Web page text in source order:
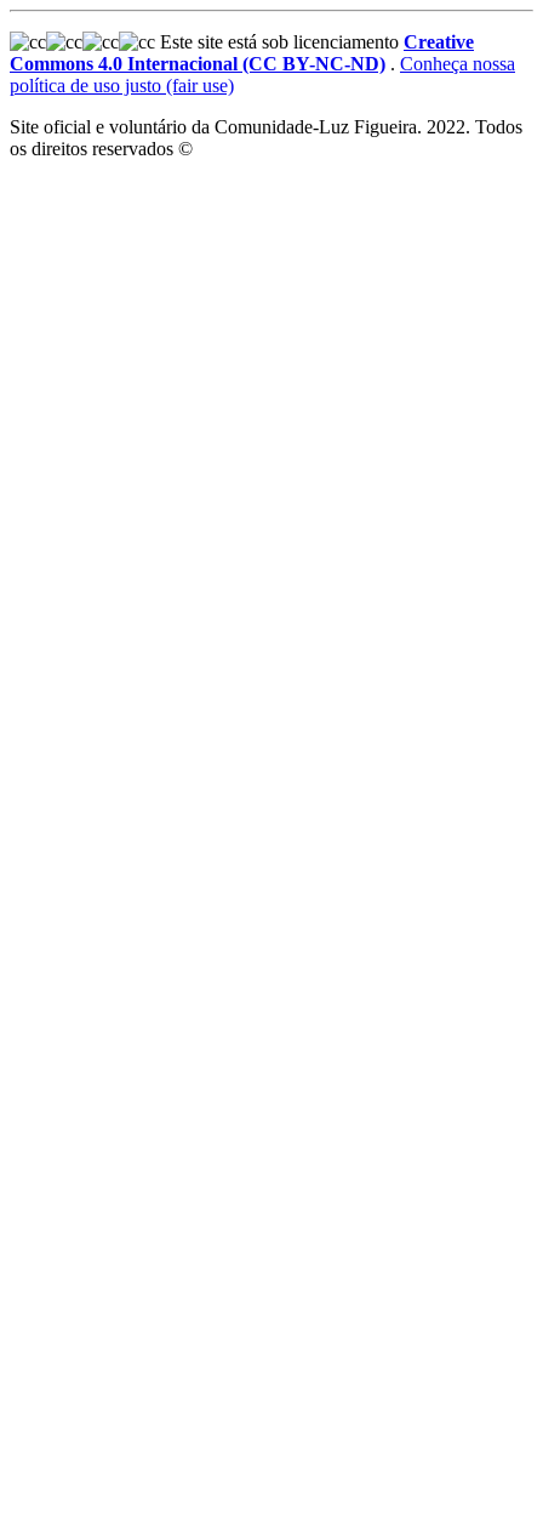
Este site está sob licenciamento Creative
Commons 4.0 Internacional (CC BY-NC-ND) . Conheça nossa
política de uso justo (fair use)
Site oficial e voluntário da Comunidade-Luz Figueira. 2022. Todos
os direitos reservados ©